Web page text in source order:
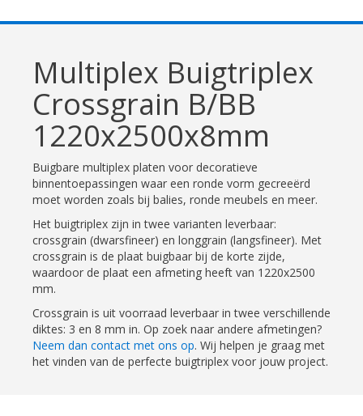
Multiplex Buigtriplex
Crossgrain B/BB
1220x2500x8mm
Buigbare multiplex platen voor decoratieve
binnentoepassingen waar een ronde vorm gecreeërd
moet worden zoals bij balies, ronde meubels en meer.
Het buigtriplex zijn in twee varianten leverbaar:
crossgrain (dwarsfineer) en longgrain (langsfineer). Met
crossgrain is de plaat buigbaar bij de korte zijde,
waardoor de plaat een afmeting heeft van 1220x2500
mm.
Crossgrain is uit voorraad leverbaar in twee verschillende
diktes: 3 en 8 mm in. Op zoek naar andere afmetingen?
Neem dan contact met ons op. Wij helpen je graag met
het vinden van de perfecte buigtriplex voor jouw project.